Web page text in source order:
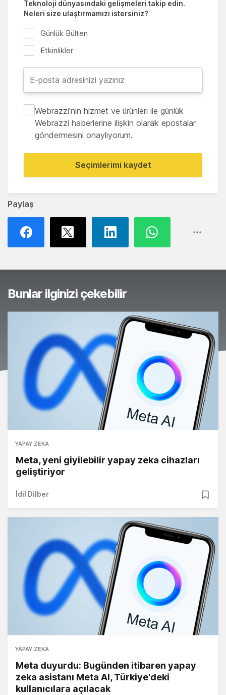
Paylaş
Teknoloji dünyasındaki gelişmeleri takip edin.
Neleri size ulaştırmamızı istersiniz?
Günlük Bülten
Etkinlikler
Webrazzi'nin hizmet ve ürünleri ile günlük
Webrazzi haberlerine ilişkin olarak epostalar
göndermesini onaylıyorum.
Seçimlerimi kaydet
Bunlar ilginizi çekebilir
YAPAY ZEKA
Meta, yeni giyilebilir yapay zeka cihazları
geliştiriyor
İdil Dilber
YAPAY ZEKA
Meta duyurdu: Bugünden itibaren yapay
zeka asistanı Meta AI, Türkiye'deki
kullanıcılara açılacak